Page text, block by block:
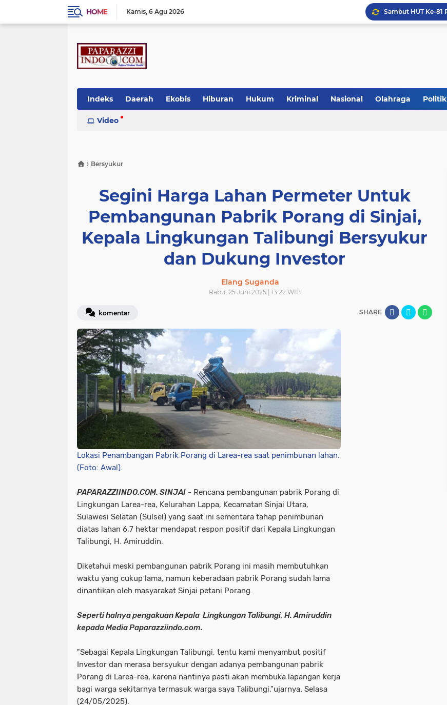
HOME Kamis 6 Agu 2026
Indeks Daerah Ekobis Hiburan Hukum Kriminal Nasional Olahraga Politik
Video
› Bersyukur
Segini Harga Lahan Permeter Untuk
Pembangunan Pabrik Porang di Sinjai,
Kepala Lingkungan Talibungi Bersyukur
dan Dukung Investor
Elang Suganda
Rabu, 25 Juni 2025 | 13:22 WIB
komentar SHARE
Lokasi Penambangan Pabrik Porang di Larea-rea saat penimbunan lahan.
(Foto: Awal).
PAPARAZZIINDO.COM. SINJAI - Rencana pembangunan pabrik Porang di
Lingkungan Larea-rea, Kelurahan Lappa, Kecamatan Sinjai Utara,
Sulawesi Selatan (Sulsel) yang saat ini sementara tahap penimbunan
diatas lahan 6,7 hektar mendapat respon positif dari Kepala Lingkungan
Talibungi, H. Amiruddin.
Diketahui meski pembangunan pabrik Porang ini masih membutuhkan
waktu yang cukup lama, namun keberadaan pabrik Porang sudah lama
dinantikan oleh masyarakat Sinjai petani Porang.
Seperti halnya pengakuan Kepala Lingkungan Talibungi, H. Amiruddin
kepada Media Paparazziindo.com.
"Sebagai Kepala Lingkungan Talibungi, tentu kami menyambut positif
Investor dan merasa bersyukur dengan adanya pembangunan pabrik
Porang di Larea-rea, karena nantinya pasti akan membuka lapangan kerja
bagi warga sekitarnya termasuk warga saya Talibungi,"ujarnya. Selasa
(24/05/2025).